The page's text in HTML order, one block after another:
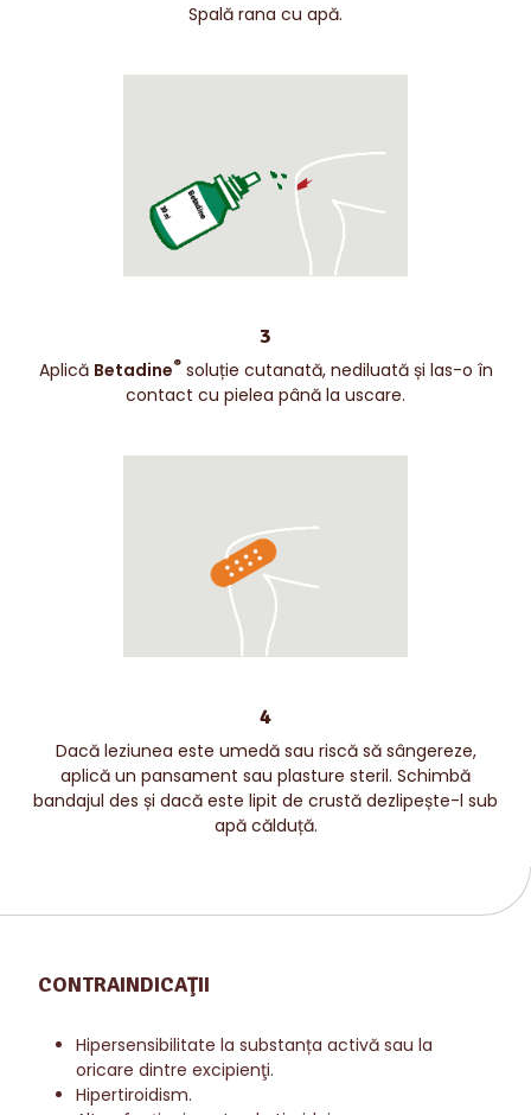
Spală rana cu apă.
3
Aplică Betadine®soluție cutanată, nediluată și las-o în
contact cu pielea până la uscare.
4
Dacă leziunea este umedă sau riscă să sângereze,
aplică un pansament sau plasture steril. Schimbă
bandajul des și dacă este lipit de crustă dezlipește-l sub
apă călduță.
CONTRAINDICAŢII
Hipersensibilitate la substanța activă sau la
oricare dintre excipienţi.
Hipertiroidism.